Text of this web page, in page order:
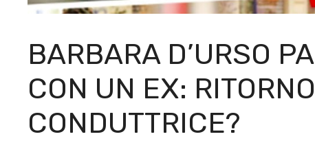
BARBARA D’URSO
CON UN EX:
CONDUTTRICE?